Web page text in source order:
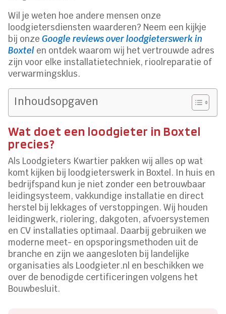
Wil je weten hoe andere mensen onze
loodgietersdiensten waarderen? Neem een kijkje
bij onzeGoogle reviews over loodgieterswerk in
Boxtel en ontdek waarom wij het vertrouwde adres
zijn voor elke installatietechniek, rioolreparatie of
verwarmingsklus.
Inhoudsopgaven
Wat doet een loodgieter in Boxtel
precies?
Als Loodgieters Kwartier pakken wij alles op wat
komt kijken bij loodgieterswerk in Boxtel. In huis en
bedrijfspand kun je niet zonder een betrouwbaar
leidingsysteem, vakkundige installatie en direct
herstel bij lekkages of verstoppingen. Wij houden
leidingwerk, riolering, dakgoten, afvoersystemen
en CV installaties optimaal. Daarbij gebruiken we
moderne meet- en opsporingsmethoden uit de
branche en zijn we aangesloten bij landelijke
organisaties als Loodgieter.nl en beschikken we
over de benodigde certificeringen volgens het
Bouwbesluit.